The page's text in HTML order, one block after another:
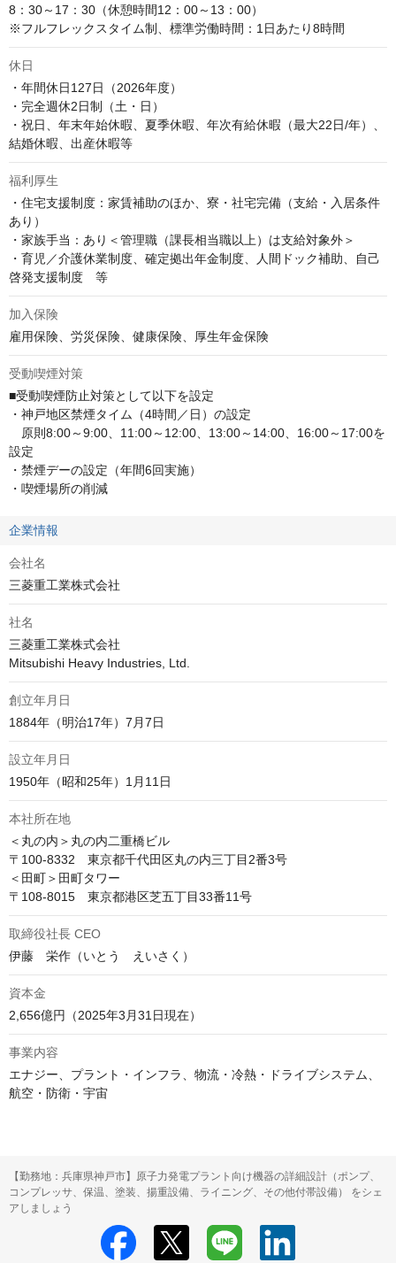
8：30～17：30（休憩時間12：00～13：00）
※フルフレックスタイム制、標準労働時間：1日あたり8時間
休日
・年間休日127日（2026年度）
・完全週休2日制（土・日）
・祝日、年末年始休暇、夏季休暇、年次有給休暇（最大22日/年）、
結婚休暇、出産休暇等
福利厚生
・住宅支援制度：家賃補助のほか、寮・社宅完備（支給・入居条件
あり）
・家族手当：あり＜管理職（課長相当職以上）は支給対象外＞
・育児／介護休業制度、確定拠出年金制度、人間ドック補助、自己
啓発支援制度　等
加入保険
雇用保険、労災保険、健康保険、厚生年金保険
受動喫煙対策
■受動喫煙防止対策として以下を設定
・神戸地区禁煙タイム（4時間／日）の設定
原則8:00～9:00、11:00～12:00、13:00～14:00、16:00～17:00を
設定
・禁煙デーの設定（年間6回実施）
・喫煙場所の削減
企業情報
会社名
三菱重工業株式会社
社名
三菱重工業株式会社
Mitsubishi Heavy Industries, Ltd.
創立年月日
1884年（明治17年）7月7日
設立年月日
1950年（昭和25年）1月11日
本社所在地
＜丸の内＞丸の内二重橋ビル
〒100-8332　東京都千代田区丸の内三丁目2番3号
＜田町＞田町タワー
〒108-8015　東京都港区芝五丁目33番11号
取締役社長 CEO
伊藤　栄作（いとう　えいさく）
資本金
2,656億円（2025年3月31日現在）
事業内容
エナジー、プラント・インフラ、物流・冷熱・ドライブシステム、
航空・防衛・宇宙
【勤務地：兵庫県神戸市】原子力発電プラント向け機器の詳細設計（ポンプ、
コンプレッサ、保温、塗装、揚重設備、ライニング、その他付帯設備） をシェ
アしましょう